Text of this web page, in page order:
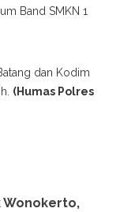
Band SMKN 1
dan Kodim
(Humas Polres
Wonokerto,